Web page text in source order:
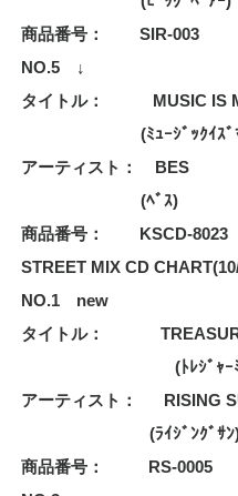
商品番号： SIR-003
NO.5 ↓
タイトル： MUSIC IS
(ﾐｭｰｼﾞｯｸｲｽﾞﾏｲ
アーティスト： BES
(ﾍﾞｽ)
商品番号： KSCD-8023
STREET MIX CD
NO.1 new
タイトル：
(ﾄﾚｼﾞｬｰﾐｭｰｼ
アーティスト： RISING
(ﾗｲｼﾞﾝｸﾞｻﾝ
商品番号： RS-0005